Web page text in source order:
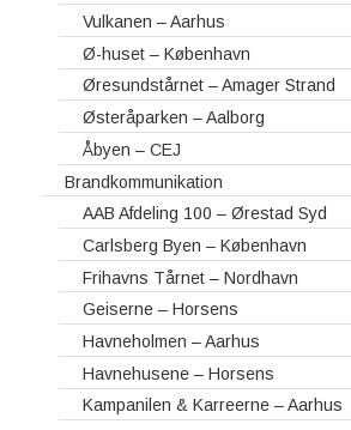
Vulkanen – Aarhus
Ø-huset – København
Øresundstårnet – Amager Strand
Østeråparken – Aalborg
Åbyen – CEJ
Brandkommunikation
AAB Afdeling 100 – Ørestad Syd
Carlsberg Byen – København
Frihavns Tårnet – Nordhavn
Geiserne – Horsens
Havneholmen – Aarhus
Havnehusene – Horsens
Kampanilen & Karreerne – Aarhus